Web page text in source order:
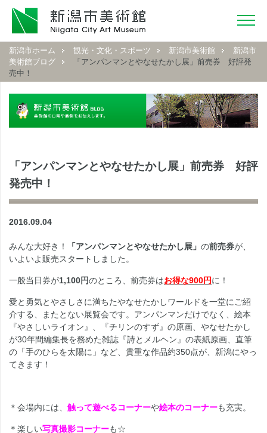
新潟市ホーム 観光・文化・スポーツ 新潟市美術館
新潟市
美術館ブログ
「アンパンマンとやなせたかし展」前売券 好評発
売中！
「アンパンマンとやなせたかし展」前売券 好評
発売中！
2016.09.04
みんな大好き！ 「アンパンマンとやなせたかし展」 の前売券が、
いよいよ販売スタートしました。
一般当日券が1,100円のところ、前売券はお得な900円に！
愛と勇気とやさしさに満ちたやなせたかしワールドを一堂にご紹
介する、またとない展覧会です。アンパンマンだけでなく、絵本
『やさしいライオン』、『チリンのすず』の原画、やなせたかし
が30年間編集長を務めた雑誌『詩とメルヘン』の表紙原画、直筆
の「手のひらを太陽に」など、貴重な作品約350点が、新潟にやっ
てきます！
＊会場内には、 触って遊べるコーナーや絵本のコーナーも充実。
＊楽しい写真撮影コーナーも☆